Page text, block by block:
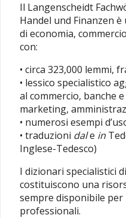
Il Langenscheidt
Handel und Finanzen
di economia,
con:
• circa 323,000 lemmi,
• lessico specialistico
al commercio, banche
marketing,
• numerosi esempi
• traduzioni dale in
Inglese-Tedesco)
I dizionari specialistici
costituiscono una
sempre disponibile
professionali.